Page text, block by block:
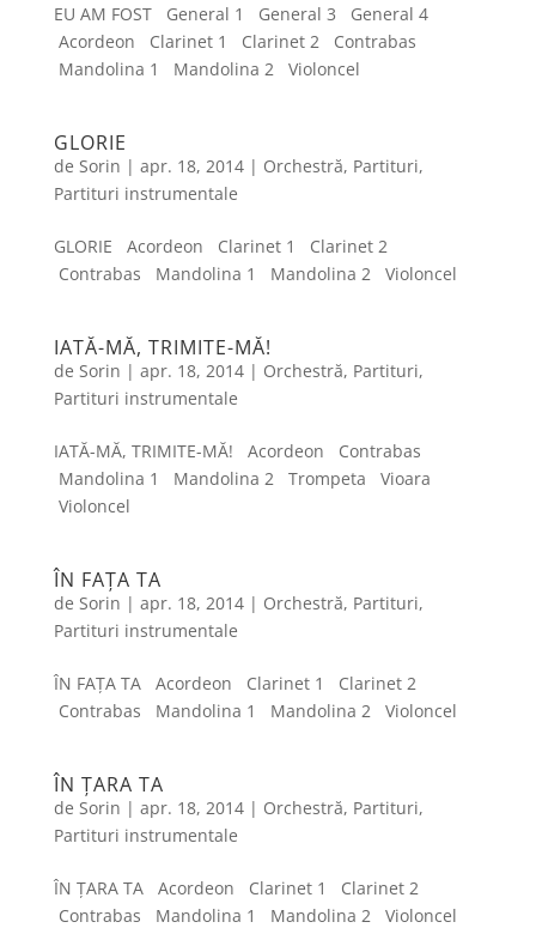
EU AM FOST General 1 General 3 General 4
Acordeon Clarinet 1 Clarinet 2 Contrabas
Mandolina 1 Mandolina 2 Violoncel
GLORIE
de Sorin | apr. 18, 2014| Orchestră, Partituri,
Partituri instrumentale
GLORIE Acordeon Clarinet 1 Clarinet 2
Contrabas Mandolina 1 Mandolina 2 Violoncel
IATĂ-MĂ, TRIMITE-MĂ!
de Sorin | apr. 18, 2014| Orchestră, Partituri,
Partituri instrumentale
IATĂ-MĂ, TRIMITE-MĂ! Acordeon Contrabas
Mandolina 1 Mandolina 2 Trompeta Vioara
Violoncel
ÎN FAȚA TA
de Sorin | apr. 18, 2014| Orchestră, Partituri,
Partituri instrumentale
ÎN FAȚA TA Acordeon Clarinet 1 Clarinet 2
Contrabas Mandolina 1 Mandolina 2 Violoncel
ÎN ȚARA TA
de Sorin | apr. 18, 2014| Orchestră, Partituri,
Partituri instrumentale
ÎN ȚARA TA Acordeon Clarinet 1 Clarinet 2
Contrabas Mandolina 1 Mandolina 2 Violoncel